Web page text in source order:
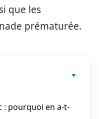
que les
prématurée.
: pourquoi en a-t-